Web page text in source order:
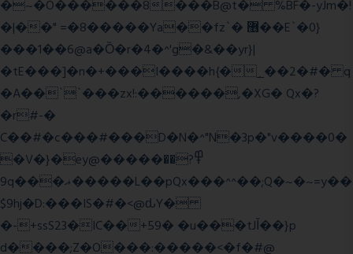
�~�O������8���B@t� %BF�-yJm�!
�|��" =�8�����Ya��fz`� ޶��E`�0}
���1��6@a�Ȍ�r�4�^'g�&��yr}|
�tE���]�n�+���I����h{�_̣��2�#� q
�A��``���zx!:������,�XG� Qx�?
�r#-�
C��#�c���#���D�N�^"N�3p�"v����0�
�V�}�ey@�����߾?��
9q���ޣ�����L��pQx���^^��;Q�~�~=y��
$9hj�D:���IS�#�<@ԃY�
�-+ssS23�IC��+59� �u���tJǏ��}p
d����;Z�O���:�����<�f�#@